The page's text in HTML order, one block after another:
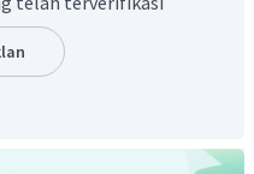
kembali atas
menyebabkan
semakin meningkat.
Indonesia dengan